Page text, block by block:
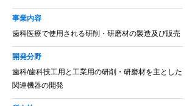
事業内容
歯科医療で使用される研削・研磨材の製造及び販売
開発分野
歯科/歯科技工用と工業用の研削・研磨材を主とした
関連機器の開発